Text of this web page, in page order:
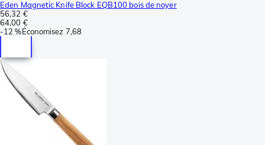
Eden Magnetic Knife Block EQB100 bois de noyer
56,32 €
64,00 €
-12 %Économisez 7,68